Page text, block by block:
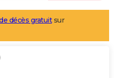
décès gratuitsur